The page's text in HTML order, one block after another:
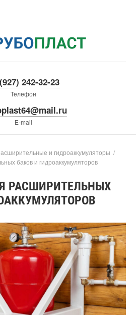
242-32-23
Телефон
E-mail
и гидроаккумуляторы /
баков и гидроаккумуляторов
РАСШИРИТЕЛЬНЫХ